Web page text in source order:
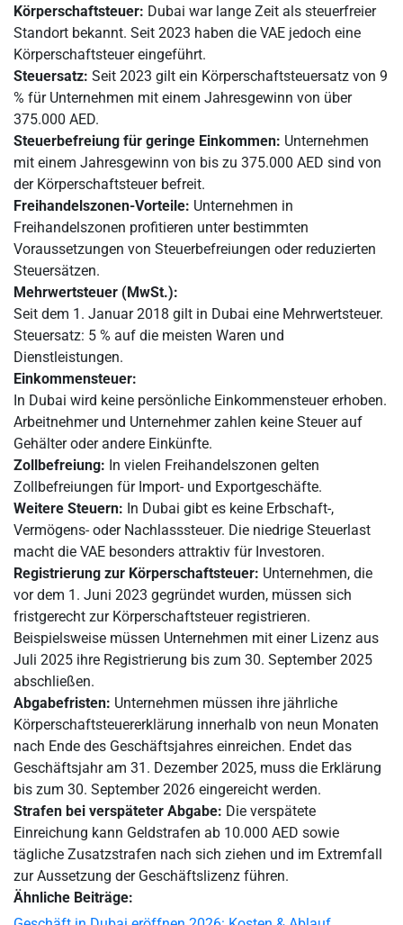
Körperschaftsteuer: Dubai war lange Zeit als steuerfreier
Standort bekannt. Seit 2023 haben die VAE jedoch eine
Körperschaftsteuer eingeführt.
Steuersatz: Seit 2023 gilt ein Körperschaftsteuersatz von 9
% für Unternehmen mit einem Jahresgewinn von über
375.000 AED.
Steuerbefreiung für geringe Einkommen: Unternehmen
mit einem Jahresgewinn von bis zu 375.000 AED sind von
der Körperschaftsteuer befreit.
Freihandelszonen-Vorteile: Unternehmen in
Freihandelszonen profitieren unter bestimmten
Voraussetzungen von Steuerbefreiungen oder reduzierten
Steuersätzen.
Mehrwertsteuer (MwSt.):
Seit dem 1. Januar 2018 gilt in Dubai eine Mehrwertsteuer.
Steuersatz: 5 % auf die meisten Waren und
Dienstleistungen.
Einkommensteuer:
In Dubai wird keine persönliche Einkommensteuer erhoben.
Arbeitnehmer und Unternehmer zahlen keine Steuer auf
Gehälter oder andere Einkünfte.
Zollbefreiung: In vielen Freihandelszonen gelten
Zollbefreiungen für Import- und Exportgeschäfte.
Weitere Steuern: In Dubai gibt es keine Erbschaft-,
Vermögens- oder Nachlasssteuer. Die niedrige Steuerlast
macht die VAE besonders attraktiv für Investoren.
Registrierung zur Körperschaftsteuer: Unternehmen, die
vor dem 1. Juni 2023 gegründet wurden, müssen sich
fristgerecht zur Körperschaftsteuer registrieren.
Beispielsweise müssen Unternehmen mit einer Lizenz aus
Juli 2025 ihre Registrierung bis zum 30. September 2025
abschließen.
Abgabefristen: Unternehmen müssen ihre jährliche
Körperschaftsteuererklärung innerhalb von neun Monaten
nach Ende des Geschäftsjahres einreichen. Endet das
Geschäftsjahr am 31. Dezember 2025, muss die Erklärung
bis zum 30. September 2026 eingereicht werden.
Strafen bei verspäteter Abgabe: Die verspätete
Einreichung kann Geldstrafen ab 10.000 AED sowie
tägliche Zusatzstrafen nach sich ziehen und im Extremfall
zur Aussetzung der Geschäftslizenz führen.
Ähnliche Beiträge: